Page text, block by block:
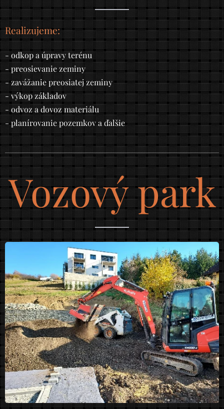
Realizujeme:
- odkop a úpravy terénu
- preosievanie zeminy
- zavážanie preosiatej zeminy
- výkop základov
- odvoz a dovoz materiálu
- planírovanie pozemkov a ďalšie
Vozový park